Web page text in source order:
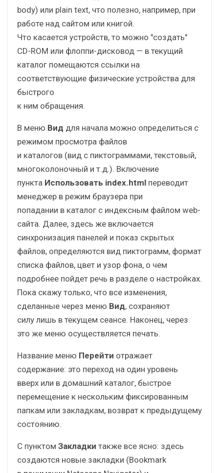
body) или plain text, что полезно, например, при
работе над сайтом или книгой.
Что касается устройств, то можно "создать"
CD-ROM или флоппи-дисковод — в текущий
каталог помещаются ссылки на
соответствующие физические устройства для
быстрого
к ним обращения.
В меню Вид для начала можно определиться с
режимом просмотра файлов
и каталогов (вид с пиктограммами, текстовый,
многоколоночный и т.д.). Включение
пункта Использовать index.html переводит
менеджер в режим браузера при
попадании в каталог с индексным файлом web-
сайта. Далее, здесь же включается
синхронизация панелей и показ скрытых
файлов, определяются вид пиктограмм, формат
списка файлов, цвет и узор фона, о чем
подробнее пойдет речь в разделе о настройках.
Пока скажу только, что все изменения,
сделанные через меню Вид, сохраняют
силу лишь в текущем сеансе. Наконец, через
это же меню осуществляется печать.
Название меню Перейти отражает
содержание: это переход на один уровень
вверх или в домашний каталог, быстрое
перемещение к нескольким фиксированным
папкам или закладкам, возврат к предыдущему
состоянию.
С пунктом Закладки также все ясно: здесь
создаются новые закладки (Bookmark